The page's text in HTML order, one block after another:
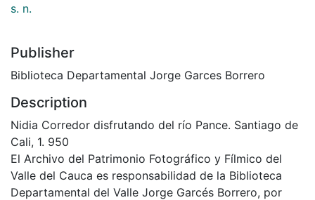
s. n.
Publisher
Biblioteca Departamental Jorge Garces Borrero
Description
Nidia Corredor disfrutando del río Pance. Santiago de
Cali, 1. 950
El Archivo del Patrimonio Fotográfico y Fílmico del
Valle del Cauca es responsabilidad de la Biblioteca
Departamental del Valle Jorge Garcés Borrero, por